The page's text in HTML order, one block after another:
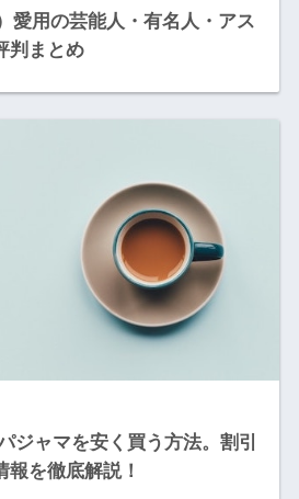
愛用の芸能人・有名人・アス
判まとめ
ジャマを安く買う方法。割引
を徹底解説！